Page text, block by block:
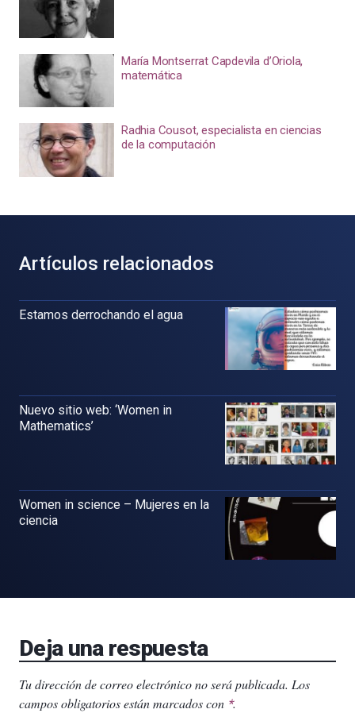
María Montserrat Capdevila d’Oriola,
matemática
Radhia Cousot, especialista en ciencias
de la computación
Artículos relacionados
Estamos derrochando el agua
Nuevo sitio web: ‘Women in
Mathematics’
Women in science – Mujeres en la
ciencia
Deja una respuesta
Tu dirección de correo electrónico no será publicada. Los
campos obligatorios están marcados con *.